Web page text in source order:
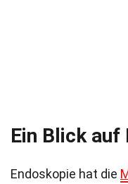
Ein Blick auf
Endoskopie hat die